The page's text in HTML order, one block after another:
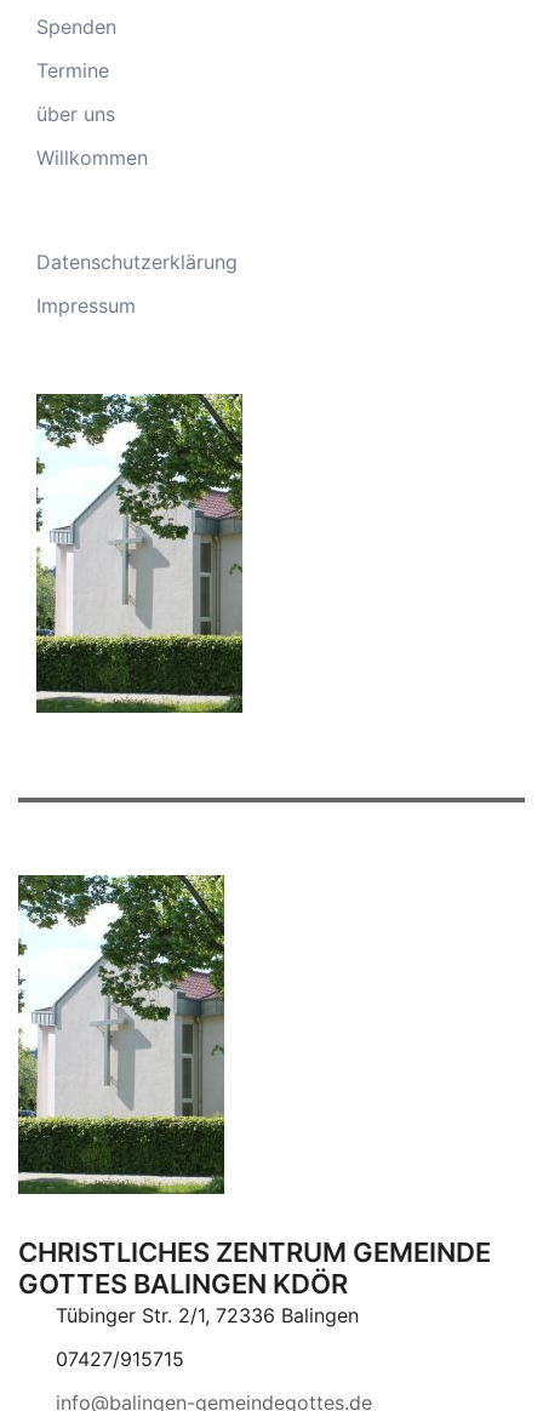
Spenden
Termine
über uns
Willkommen
Datenschutzerklärung
Impressum
CHRISTLICHES ZENTRUM GEMEINDE
GOTTES BALINGEN KDÖR
Tübinger Str. 2/1, 72336 Balingen
07427/915715
info@balingen-gemeindegottes.de